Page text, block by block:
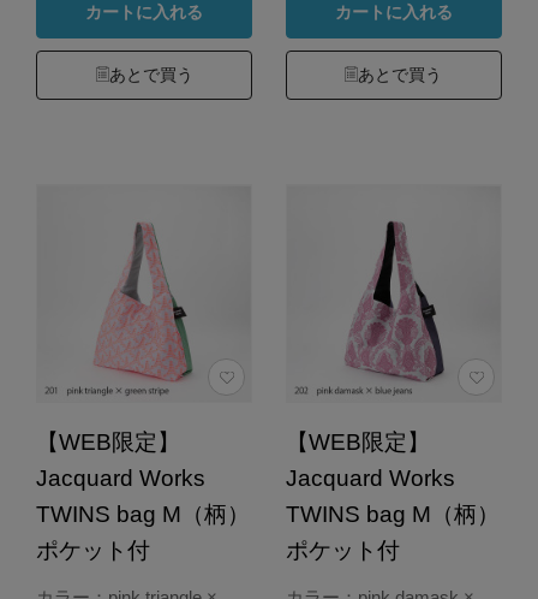
カートに入れる
あとで買う
カートに入れる
あとで買う
【WEB限定】
Jacquard Works
TWINS bag M（柄）
ポケット付
【WEB限定】
Jacquard Works
TWINS bag M（柄）
ポケット付